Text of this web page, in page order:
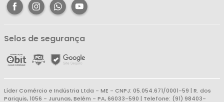
Selos de segurança
Líder Comércio e Indústria Ltda - ME - CNPJ: 05.054.671/0001-59 | R. dos
Pariquis, 1056 - Jurunas, Belém - PA, 66033-590 | Telefone: (91) 98403-